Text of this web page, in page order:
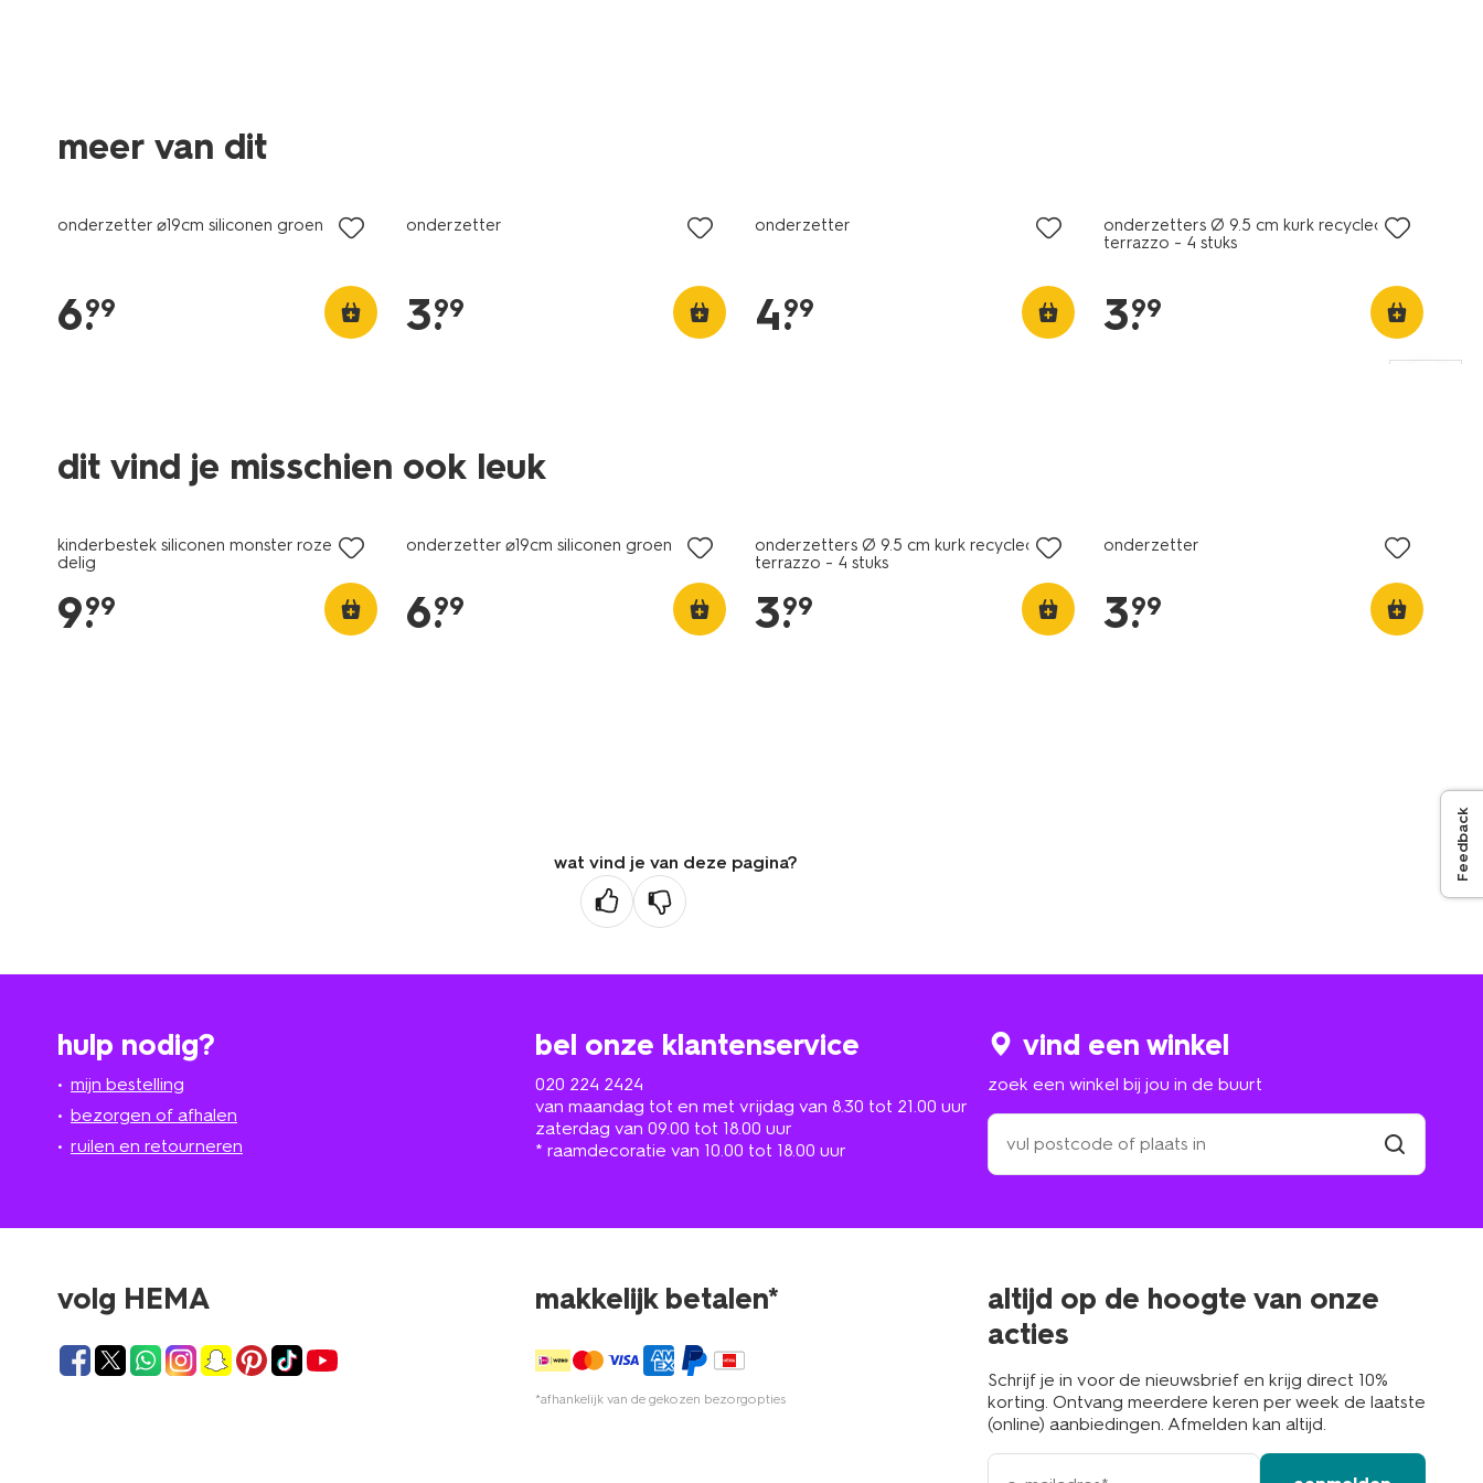
meer van dit
onderzetter ⌀19cm siliconen groen
6.
99
onderzetter
3.
99
onderzetter
4.
99
onderzetters Ø 9.5 cm kurk recycled
terrazzo - 4 stuks
3.
99
dit vind je misschien ook leuk
kinderbestek siliconen monster roze 3-
delig
9.
99
onderzetter ⌀19cm siliconen groen
6.
99
onderzetters Ø 9.5 cm kurk recycled
terrazzo - 4 stuks
3.
99
onderzetter
3.
99
wat vind je van deze pagina?
hulp nodig?
mijn bestelling
bezorgen of afhalen
ruilen en retourneren
bel onze klantenservice
020 224 2424
van maandag tot en met vrijdag van 8.30 tot 21.00 uur
zaterdag van 09.00 tot 18.00 uur
* raamdecoratie van 10.00 tot 18.00 uur
vind een winkel
zoek een winkel bij jou in de buurt
zoek
een
winkel
in
volg HEMA makkelijk betalen*
*afhankelijk van de gekozen bezorgopties
altijd op de hoogte van onze
acties
Schrijf je in voor de nieuwsbrief en krijg direct 10%
korting. Ontvang meerdere keren per week de laatste
(online) aanbiedingen. Afmelden kan altijd.
e-
Feedback